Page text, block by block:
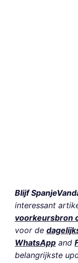
Blijf
interessant
voorkeursbron
voor de
WhatsApp and
belangrijkste